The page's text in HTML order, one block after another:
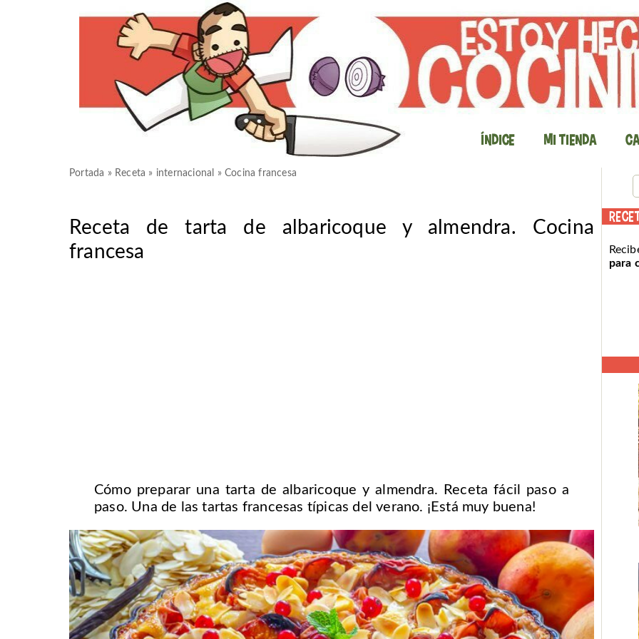
Índice Mi Tienda
Portada » Receta » internacional »Cocina francesa
Receta de tarta de albaricoque y almendra. Cocina
francesa
Cómo preparar una tarta de albaricoque y almendra. Receta fácil paso a
paso. Una de las tartas francesas típicas del verano. ¡Está muy buena!
para